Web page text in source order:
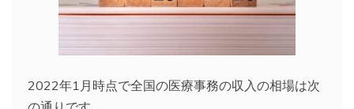
2022年1月時点で全国の医療事務の収入の相場は次